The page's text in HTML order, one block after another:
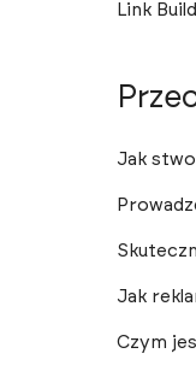
Link
Jak
Jak
Czym